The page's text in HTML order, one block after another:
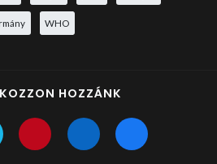
WHO
HOZZÁNK